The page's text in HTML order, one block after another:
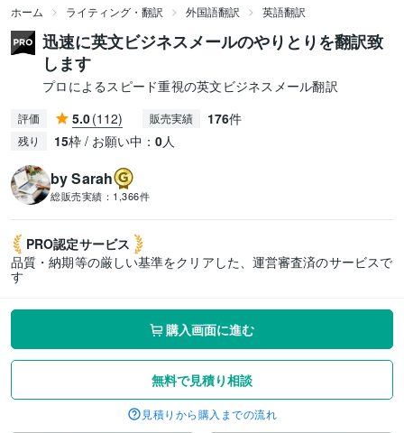
ホーム ライティング・翻訳 外国語翻訳 英語翻訳
迅速に英文ビジネスメールのやりとりを翻訳致
します
プロによるスピード重視の英文ビジネスメール翻訳
評価 5.0(112) 販売実績 176件
残り 15枠 / お願い中： 0人
by Sarah
総販売実績： 1,366件
PRO認定サービス
品質・納期等の厳しい基準をクリアした、運営審査済のサービスで
す
購入画面に進む
無料で見積り相談
見積りから購入までの流れ